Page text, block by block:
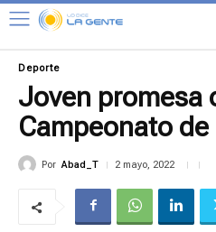
Deporte
Joven promesa
Campeonato
Por Abad_T 2 mayo, 2022